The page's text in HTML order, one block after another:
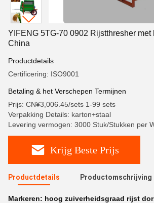
YIFENG 5TG-70 0902 Rijstthresher met
China
Productdetails
Certificering: ISO9001
Betaling & het Verschepen Termijnen
Prijs: CN¥3,006.45/sets 1-99 sets
Verpakking Details: karton+staal
Levering vermogen: 3000 Stuk/Stukken per
Krijg Beste Prijs
Productdetails Productomschrijving
Markeren: hoog zuiverheidsgraad rijst